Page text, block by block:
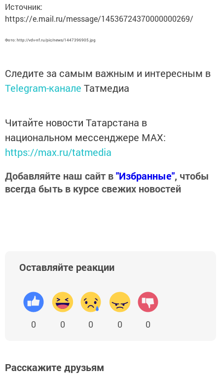
Источник:
https://e.mail.ru/message/14536724370000000269/
Фото: http://vdv-nf.ru/pic/news/1447396905.jpg
Следите за самым важным и интересным в
Telegram-канале Татмедиа
Читайте новости Татарстана в
национальном мессенджере MАХ:
https://max.ru/tatmedia
Добавляйте наш сайт в"Избранные", чтобы
всегда быть в курсе свежих новостей
Оставляйте реакции
0 0 0 0 0
Расскажите друзьям